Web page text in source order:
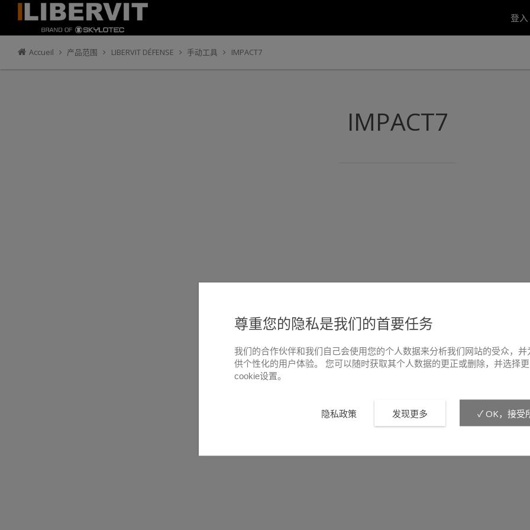
登入
Accueil 产品范围 LIBERVIT DÉFENSE 手动工具 IMPACT7
IMPACT7
尊重您的隐私是我们的首要任务
我们的合作伙伴和我们自己会使用您的个人数据来分析我们网站的受众，并
供个性化的用户体验。 您可以随时获取其个人数据的更正或删除，并选择
cookie设置。
隐私政策 发现更多 ✓ OK，接受